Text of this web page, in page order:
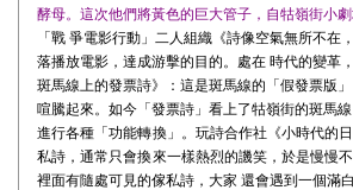
酵母。這次他們將黃色的巨大管子，自牯嶺街小
「戰 爭電影行動」二人組織《詩像空氣無所不
落播放電影，達成游擊的目的。處在 時代的變革
斑馬線上的發票詩》：這是斑馬線的「假發票版
喧騰起來。如今「發票詩」看上了牯嶺街的斑馬
進行各種「功能轉換」。玩詩合作社《小時代的
私詩，通常只會換來一樣熱烈的譏笑，於是慢慢
裡面有隨處可見的傢私詩，大家 還會遇到一個滿